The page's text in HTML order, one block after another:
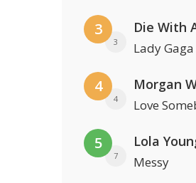
3
3
Die With
Lady
4
4
Morgan
Love
5
7
Lola
Messy